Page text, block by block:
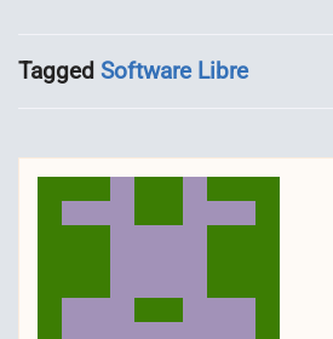
Tagged Software Libre